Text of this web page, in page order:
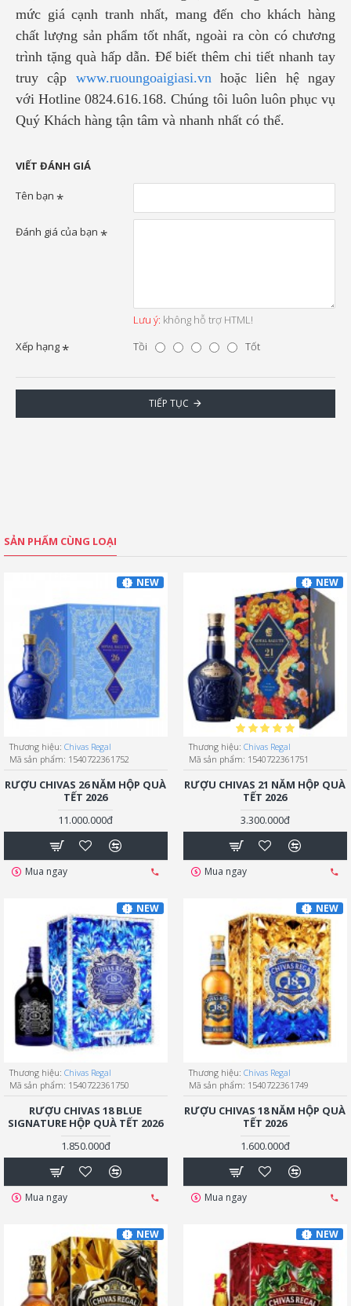
mức giá cạnh tranh nhất, mang đến cho khách hàng
chất lượng sản phẩm tốt nhất, ngoài ra còn có chương
trình tặng quà hấp dẫn. Để biết thêm chi tiết nhanh tay
truy cập www.ruoungoaigiasi.vn hoặc liên hệ ngay
vớiHotline 0824.616.168. Chúng tôi luôn luôn phục vụ
Quý Khách hàng tận tâm và nhanh nhất có thể.
VIẾT ĐÁNH GIÁ
Tên bạn
Đánh giá của bạn
Lưu ý: không hỗ trợ HTML!
Xếp hạng
Tồi Tốt
TIẾP TỤC
SẢN PHẨM CÙNG LOẠI
NEW
Thương hiệu: Chivas Regal
Mã sản phẩm: 1540722361752
RƯỢU CHIVAS 26 NĂM HỘP QUÀ
TẾT 2026
11.000.000đ
Mua ngay
NEW
Thương hiệu: Chivas Regal
Mã sản phẩm: 1540722361751
RƯỢU CHIVAS 21 NĂM HỘP QUÀ
TẾT 2026
3.300.000đ
Mua ngay
NEW
Thương hiệu: Chivas Regal
Mã sản phẩm: 1540722361750
RƯỢU CHIVAS 18 BLUE
SIGNATURE HỘP QUÀ TẾT 2026
1.850.000đ
Mua ngay
NEW
Thương hiệu: Chivas Regal
Mã sản phẩm: 1540722361749
RƯỢU CHIVAS 18 NĂM HỘP QUÀ
TẾT 2026
1.600.000đ
Mua ngay
NEW NEW